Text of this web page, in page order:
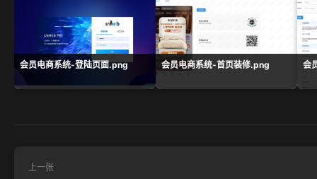
会员电商系统-登陆页面.png 会员电商系统-首页装修.png 会
上一张